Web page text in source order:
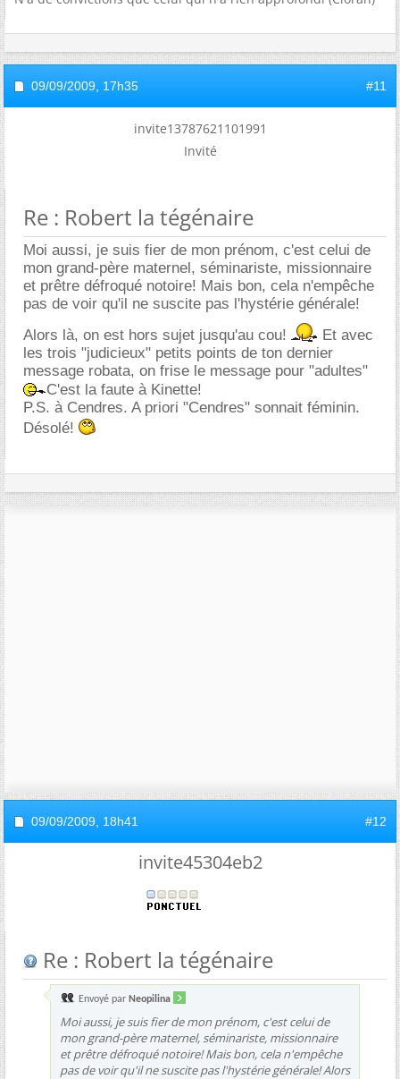
09/09/2009, 17h35 #11
invite13787621101991
Invité
Re : Robert la tégénaire
Moi aussi, je suis fier de mon prénom, c'est celui de
mon grand-père maternel, séminariste, missionnaire
et prêtre défroqué notoire! Mais bon, cela n'empêche
pas de voir qu'il ne suscite pas l'hystérie générale!
Alors là, on est hors sujet jusqu'au cou!
Et avec
les trois "judicieux" petits points de ton dernier
message robata, on frise le message pour "adultes"
C'est la faute à Kinette!
P.S. à Cendres. A priori "Cendres" sonnait féminin.
Désolé!
09/09/2009, 18h41 #12
invite45304eb2
Re : Robert la tégénaire
Envoyé par Neopilina
Moi aussi, je suis fier de mon prénom, c'est celui de
mon grand-père maternel, séminariste, missionnaire
et prêtre défroqué notoire! Mais bon, cela n'empêche
pas de voir qu'il ne suscite pas l'hystérie générale! Alors